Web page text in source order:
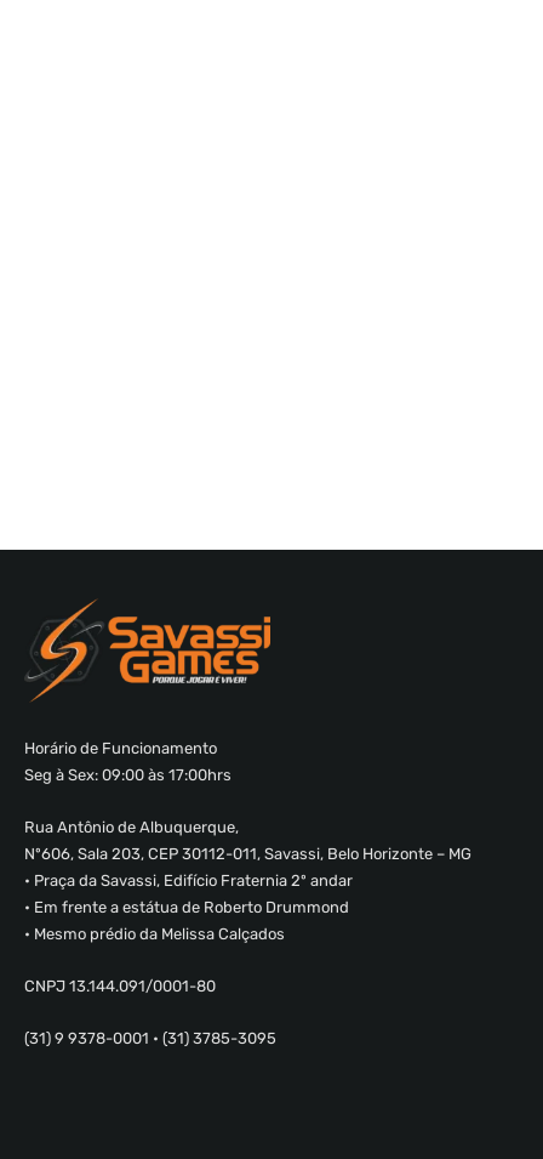
Horário de Funcionamento
Seg à Sex: 09:00 às 17:00hrs
Rua Antônio de Albuquerque,
Nº606, Sala 203, CEP 30112-011, Savassi, Belo Horizonte – MG
• Praça da Savassi, Edifício Fraternia 2º andar
• Em frente a estátua de Roberto Drummond
• Mesmo prédio da Melissa Calçados
CNPJ 13.144.091/0001-80
(31) 9 9378-0001 • (31) 3785-3095